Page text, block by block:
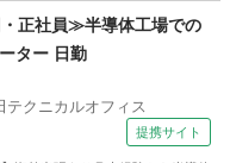
ッフ
正社員≫半導体工場での
ター 日勤
テクニカルオフィス
提携サイト